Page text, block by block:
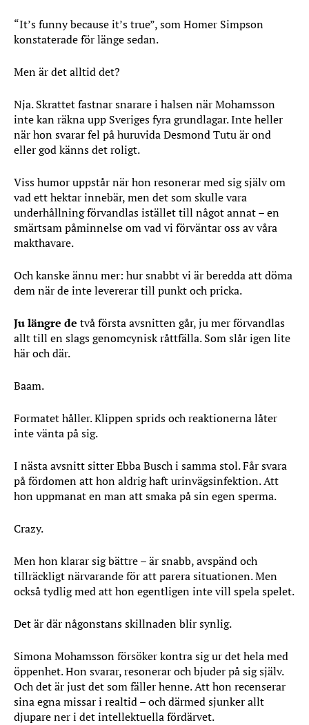
“It’s funny because it’s true”, som Homer Simpson
konstaterade för länge sedan.
Men är det alltid det?
Nja. Skrattet fastnar snarare i halsen när Mohamsson
inte kan räkna upp Sveriges fyra grundlagar. Inte heller
när hon svarar fel på huruvida Desmond Tutu är ond
eller god känns det roligt.
Viss humor uppstår när hon resonerar med sig själv om
vad ett hektar innebär, men det som skulle vara
underhållning förvandlas istället till något annat – en
smärtsam påminnelse om vad vi förväntar oss av våra
makthavare.
Och kanske ännu mer: hur snabbt vi är beredda att döma
dem när de inte levererar till punkt och pricka.
Ju längre de två första avsnitten går, ju mer förvandlas
allt till en slags genomcynisk råttfälla. Som slår igen lite
här och där.
Baam.
Formatet håller. Klippen sprids och reaktionerna låter
inte vänta på sig.
I nästa avsnitt sitter Ebba Busch i samma stol. Får svara
på fördomen att hon aldrig haft urinvägsinfektion. Att
hon uppmanat en man att smaka på sin egen sperma.
Crazy.
Men hon klarar sig bättre – är snabb, avspänd och
tillräckligt närvarande för att parera situationen. Men
också tydlig med att hon egentligen inte vill spela spelet.
Det är där någonstans skillnaden blir synlig.
Simona Mohamsson försöker kontra sig ur det hela med
öppenhet. Hon svarar, resonerar och bjuder på sig själv.
Och det är just det som fäller henne. Att hon recenserar
sina egna missar i realtid – och därmed sjunker allt
djupare ner i det intellektuella fördärvet.